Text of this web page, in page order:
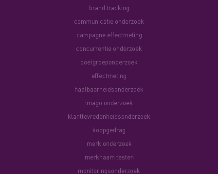
brand tracking
communicatie onderzoek
campagne effectmeting
concurrentie onderzoek
doelgroeponderzoek
effectmeting
haalbaarheidsonderzoek
imago onderzoek
klanttevredenheidsonderzoek
koopgedrag
merk onderzoek
merknaam testen
monitoringsonderzoek